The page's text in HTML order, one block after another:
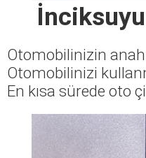
Otomobilinizin
Otomobilinizi
En kısa sürede oto